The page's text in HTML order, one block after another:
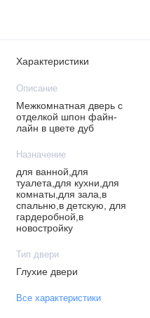
Характеристики
Описание
Межкомнатная дверь с
отделкой шпон файн-
лайн в цвете дуб
Назначение
для ванной,для
туалета,для кухни,для
комнаты,для зала,в
спальню,в детскую, для
гардеробной,в
новостройку
Тип двери
Глухие двери
Все характеристики